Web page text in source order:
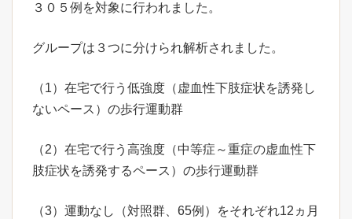
３０５例を対象に行われました。
グループは３つに分けられ解析されました。
（1）在宅で行う低強度（虚血性下肢症状を誘発し
ないペース）の歩行運動群
（2）在宅で行う高強度（中等症～重症の虚血性下
肢症状を誘発するペース）の歩行運動群
（3）運動なし（対照群、65例）をそれぞれ12ヵ月